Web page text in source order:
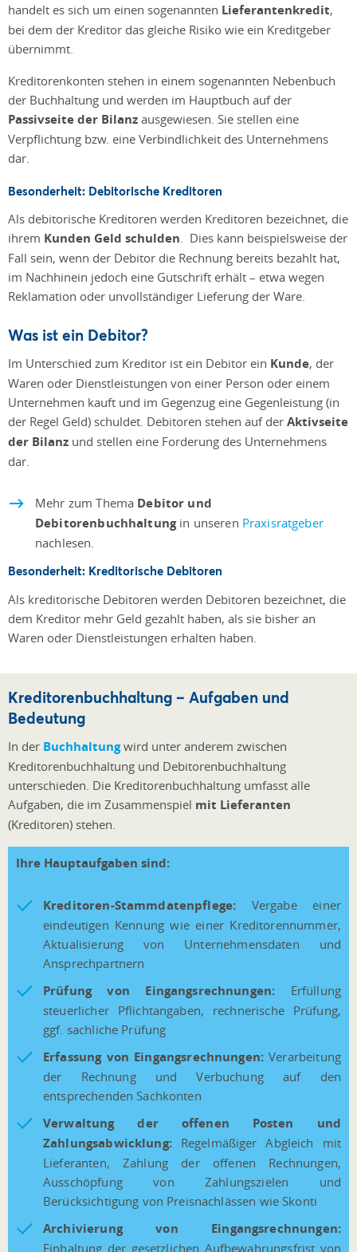
handelt es sich um einen sogenannten Lieferantenkredit,
bei dem der Kreditor das gleiche Risiko wie ein Kreditgeber
übernimmt.
Kreditorenkonten stehen in einem sogenannten Nebenbuch
der Buchhaltung und werden im Hauptbuch auf der
Passivseite der Bilanz ausgewiesen. Sie stellen eine
Verpflichtung bzw. eine Verbindlichkeit des Unternehmens
dar.
Besonderheit: Debitorische Kreditoren
Als debitorische Kreditoren werden Kreditoren bezeichnet, die
ihrem Kunden Geld schulden. Dies kann beispielsweise der
Fall sein, wenn der Debitor die Rechnung bereits bezahlt hat,
im Nachhinein jedoch eine Gutschrift erhält – etwa wegen
Reklamation oder unvollständiger Lieferung der Ware.
Was ist ein Debitor?
Im Unterschied zum Kreditor ist ein Debitor ein Kunde, der
Waren oder Dienstleistungen von einer Person oder einem
Unternehmen kauft und im Gegenzug eine Gegenleistung (in
der Regel Geld) schuldet. Debitoren stehen auf der Aktivseite
der Bilanz und stellen eine Forderung des Unternehmens
dar.
Mehr zum Thema Debitor und
Debitorenbuchhaltungin unseren Praxisratgeber
nachlesen.
Besonderheit: Kreditorische Debitoren
Als kreditorische Debitoren werden Debitoren bezeichnet, die
dem Kreditor mehr Geld gezahlt haben, als sie bisher an
Waren oder Dienstleistungen erhalten haben.
Kreditorenbuchhaltung – Aufgaben und
Bedeutung
In der Buchhaltungwird unter anderem zwischen
Kreditorenbuchhaltung und Debitorenbuchhaltung
unterschieden. Die Kreditorenbuchhaltung umfasst alle
Aufgaben, die im Zusammenspiel mit Lieferanten
(Kreditoren) stehen.
Ihre Hauptaufgaben sind:
Kreditoren-Stammdatenpflege: Vergabe einer
eindeutigen Kennung wie einer Kreditorennummer,
Aktualisierung von Unternehmensdaten und
Ansprechpartnern
Prüfung von Eingangsrechnungen: Erfüllung
steuerlicher Pflichtangaben, rechnerische Prüfung,
ggf. sachliche Prüfung
Erfassung von Eingangsrechnungen: Verarbeitung
der Rechnung und Verbuchung auf den
entsprechenden Sachkonten
Verwaltung der offenen Posten und
Zahlungsabwicklung:Regelmäßiger Abgleich mit
Lieferanten, Zahlung der offenen Rechnungen,
Ausschöpfung von Zahlungszielen und
Berücksichtigung von Preisnachlässen wie Skonti
Archivierung von Eingangsrechnungen:
Einhaltung der gesetzlichen Aufbewahrungsfrist von